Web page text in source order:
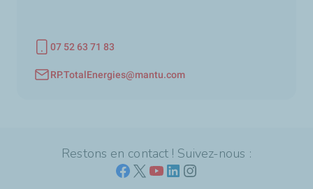
07 52 63 71 83
RP.TotalEnergies@mantu.com
Restons en contact ! Suivez-nous :